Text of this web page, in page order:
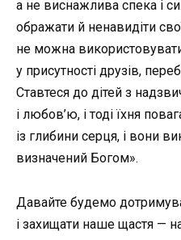
а не виснажлива спека і
ображати й ненавидіти
не можна
у присутності друзів,
Ставтеся до дітей з
і любов’ю, і тоді їхня
із глибини серця, і вони
визначений Богом».
Давайте будемо
і захищати наше щастя —